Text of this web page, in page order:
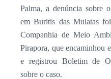
Palma, a denúncia sobre
em Buritis das Mulatas
Companhia de Meio
Pirapora, que encaminhou
e registrou Boletim de
sobre o caso.